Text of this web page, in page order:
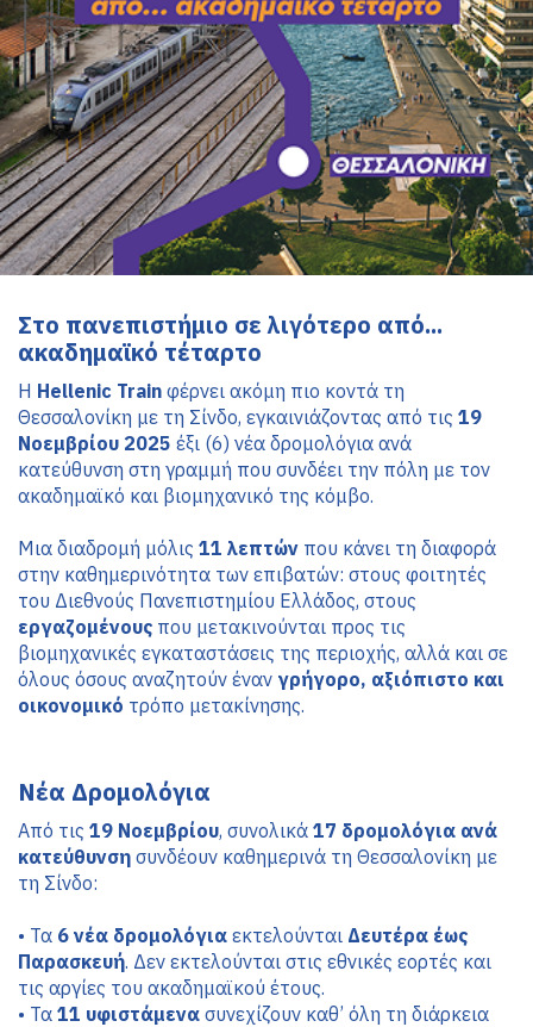
i
n
m
e
n
u
Στο πανεπιστήμιο σε λιγότερο από...
ακαδημαϊκό τέταρτο
Η Hellenic Train φέρνει ακόμη πιο κοντά τη
Θεσσαλονίκη με τη Σίνδο, εγκαινιάζοντας από τις 19
Νοεμβρίου 2025 έξι (6) νέα δρομολόγια ανά
κατεύθυνση στη γραμμή που συνδέει την πόλη με τον
ακαδημαϊκό και βιομηχανικό της κόμβο.
Μια διαδρομή μόλις 11 λεπτών που κάνει τη διαφορά
στην καθημερινότητα των επιβατών: στους φοιτητές
εργαζομένους που μετακινούνται προς τις
βιομηχανικές εγκαταστάσεις της περιοχής, αλλά και σε
όλους όσους αναζητούν έναν γρήγορο, αξιόπιστο και
οικονομικό τρόπο μετακίνησης.
Από τις 19 Νοεμβρίου, συνολικά 17 δρομολόγια ανά
κατεύθυνση συνδέουν καθημερινά τη Θεσσαλονίκη με
τη Σίνδο:
• Τα 6 νέα δρομολόγια εκτελούνται Δευτέρα έως
Παρασκευή. Δεν εκτελούνται στις εθνικές εορτές και
τις αργίες του ακαδημαϊκού έτους.
• Τα 11 υφιστάμενα συνεχίζουν καθ’ όλη τη διάρκεια